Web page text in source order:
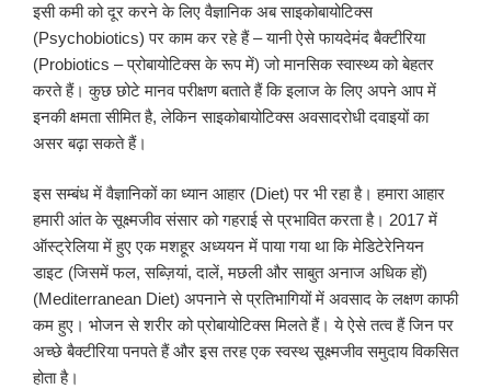
इसी कमी को दूर करने के लिए वैज्ञानिक अब साइकोबायोटिक्स
(Psychobiotics) पर काम कर रहे हैं – यानी ऐसे फायदेमंद बैक्टीरिया
(Probiotics – प्रोबायोटिक्स के रूप में) जो मानसिक स्वास्थ्य को बेहतर
करते हैं। कुछ छोटे मानव परीक्षण बताते हैं कि इलाज के लिए अपने आप में
इनकी क्षमता सीमित है, लेकिन साइकोबायोटिक्स अवसादरोधी दवाइयों का
असर बढ़ा सकते हैं।
इस सम्बंध में वैज्ञानिकों का ध्यान आहार (Diet) पर भी रहा है। हमारा आहार
हमारी आंत के सूक्ष्मजीव संसार को गहराई से प्रभावित करता है। 2017 में
ऑस्ट्रेलिया में हुए एक मशहूर अध्ययन में पाया गया था कि मेडिटेरेनियन
डाइट (जिसमें फल, सब्ज़ियां, दालें, मछली और साबुत अनाज अधिक हों)
(Mediterranean Diet) अपनाने से प्रतिभागियों में अवसाद के लक्षण काफी
कम हुए। भोजन से शरीर को प्रोबायोटिक्स मिलते हैं। ये ऐसे तत्व हैं जिन पर
अच्छे बैक्टीरिया पनपते हैं और इस तरह एक स्वस्थ सूक्ष्मजीव समुदाय विकसित
होता है।